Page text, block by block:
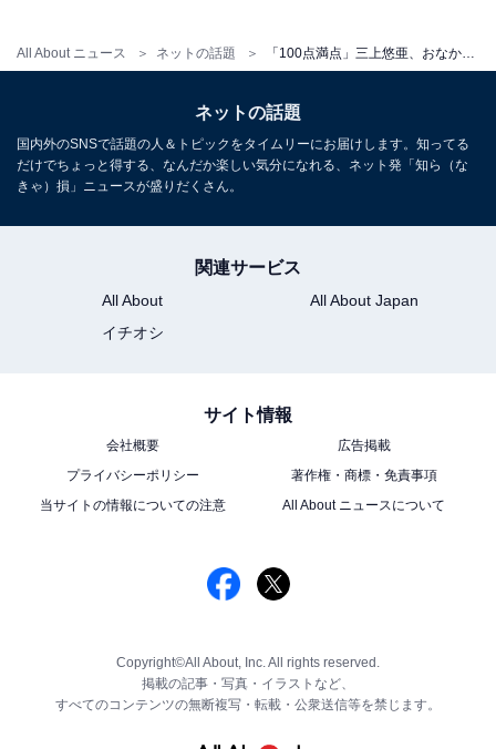
All About ニュース ネットの話題
ネットの話題
国内外のSNSで話題の人＆トピックをタイムリーにお届けします。知ってる
だけでちょっと得する、なんだか楽しい気分になれる、ネット発「知ら（な
きゃ）損」ニュースが盛りだくさん。
関連サービス
All About
All About Japan
イチオシ
サイト情報
会社概要
広告掲載
プライバシーポリシー
著作権・商標・免責事項
当サイトの情報についての注意
All About ニュースについて
Copyright©All About, Inc. All rights reserved.
掲載の記事・写真・イラストなど、
すべてのコンテンツの無断複写・転載・公衆送信等を禁じます。